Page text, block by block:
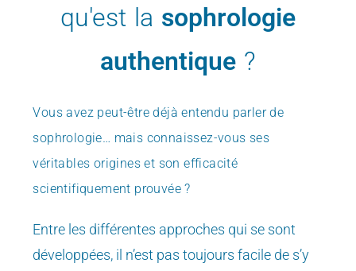
qu'est la sophrologie
authentique ?
Vous avez peut-être déjà entendu parler de
sophrologie… mais connaissez-vous ses
véritables origines et son efficacité
scientifiquement prouvée ?
Entre les différentes approches qui se sont
développées, il n’est pas toujours facile de s’y